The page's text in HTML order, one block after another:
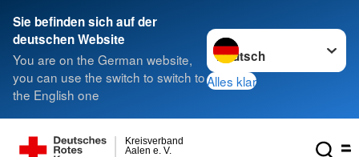
Sie befinden sich auf der
deutschen Website
You are on the German website,
you can use the switch to switch to
the English one
Sprache wechseln zu
Alles klar
Aalen e. V.
Kreisverband